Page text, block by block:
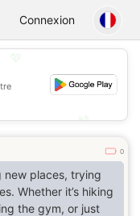
Connexion
💕
0
new places, trying
Whether it’s hiking
the gym, or just